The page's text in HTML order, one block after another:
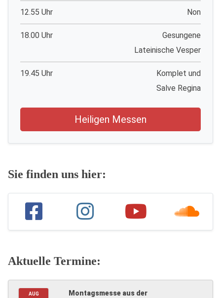
12.55 Uhr Non
18.00 Uhr
Gesungene
Lateinische Vesper
19.45 Uhr
Komplet und
Salve Regina
Heiligen Messen
Sie finden uns hier:
Aktuelle Termine:
AUG
Montagsmesse aus der